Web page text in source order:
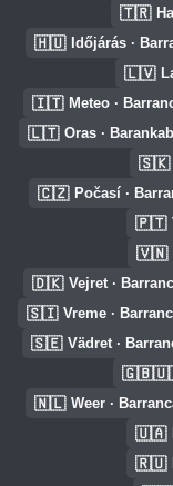
🇹🇷
🇭🇺 Időjárás ·
🇱🇻
🇮🇹 Meteo ·
🇱🇹 Oras ·
🇸🇰
🇨🇿 Počasí ·
🇵🇹
🇻🇳
🇩🇰 Vejret ·
🇸🇮 Vreme ·
🇸🇪 Vädret ·
🇳🇱 Weer ·
🇺🇦
🇷🇺